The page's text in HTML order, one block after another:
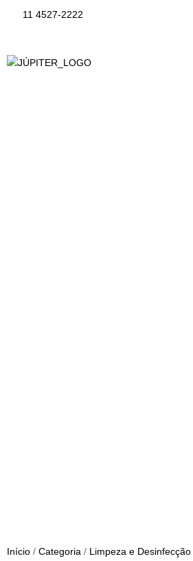
11 4527-2222
Início / Categoria / Limpeza e Desinfecção